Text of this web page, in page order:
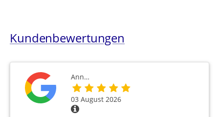
Kundenbewertungen
Ann…
03 August 2026